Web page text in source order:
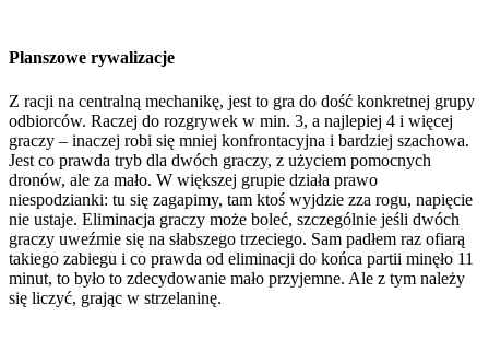
Planszowe rywalizacje
Z racji na centralną mechanikę, jest to gra do dość konkretnej grupy
odbiorców. Raczej do rozgrywek w min. 3, a najlepiej 4 i więcej
graczy – inaczej robi się mniej konfrontacyjna i bardziej szachowa.
Jest co prawda tryb dla dwóch graczy, z użyciem pomocnych
dronów, ale za mało. W większej grupie działa prawo
niespodzianki: tu się zagapimy, tam ktoś wyjdzie zza rogu, napięcie
nie ustaje. Eliminacja graczy może boleć, szczególnie jeśli dwóch
graczy uweźmie się na słabszego trzeciego. Sam padłem raz ofiarą
takiego zabiegu i co prawda od eliminacji do końca partii minęło 11
minut, to było to zdecydowanie mało przyjemne. Ale z tym należy
się liczyć, grając w strzelaninę.